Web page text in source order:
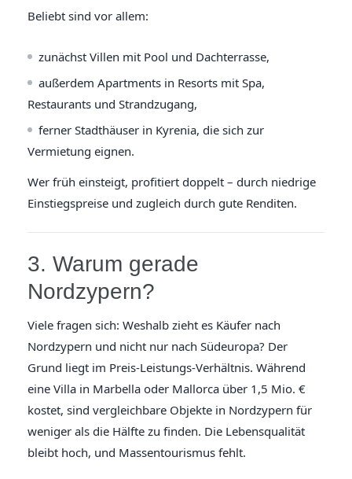
Beliebt sind vor allem:
zunächst Villen mit Pool und Dachterrasse,
außerdem Apartments in Resorts mit Spa,
Restaurants und Strandzugang,
ferner Stadthäuser in Kyrenia, die sich zur
Vermietung eignen.
Wer früh einsteigt, profitiert doppelt – durch niedrige
Einstiegspreise und zugleich durch gute Renditen.
3. Warum gerade
Nordzypern?
Viele fragen sich: Weshalb zieht es Käufer nach
Nordzypern und nicht nur nach Südeuropa? Der
Grund liegt im Preis-Leistungs-Verhältnis. Während
eine Villa in Marbella oder Mallorca über 1,5 Mio. €
kostet, sind vergleichbare Objekte in Nordzypern für
weniger als die Hälfte zu finden. Die Lebensqualität
bleibt hoch, und Massentourismus fehlt.